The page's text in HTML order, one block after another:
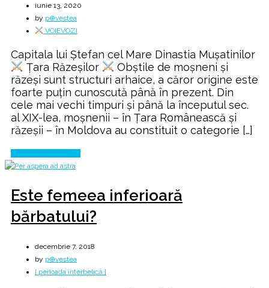
iunie 13, 2020
by p⊕vestea
VOIEVOZI
Capitala lui Ştefan cel Mare Dinastia Muşatinilor
Țara Răzeșilor
Obştile de moşneni şi
răzeşi sunt structuri arhaice, a căror origine este
foarte puţin cunoscută până în prezent. Din
cele mai vechi timpuri şi până la începutul sec.
al XIX-lea, moşnenii – în Ţara Românească şi
răzeşii – în Moldova au constituit o categorie […]
Este femeea inferioară
bărbatului?
decembrie 7, 2018
by p⊕vestea
[ perioada interbelică ]